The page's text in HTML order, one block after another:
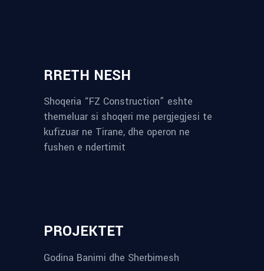
RRETH NESH
Shoqeria “FZ Construction” eshte
themeluar si shoqeri me pergjegjesi te
kufizuar ne Tirane, dhe operon ne
fushen e ndertimit
PROJEKTET
Godina Banimi dhe Sherbimesh